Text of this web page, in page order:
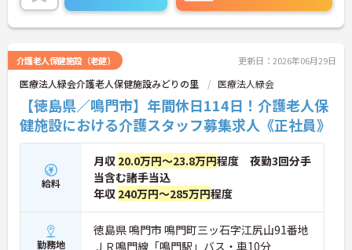
介護老人保健施設（老健） 更新日：2026年06月29日
医療法人緑会介護老人保健施設みどりの里 医療法人緑会
【徳島県／鳴門市】年間休日114日！介護老人保
健施設における介護スタッフ募集求人《正社員》
給料
月収 20.0万円～23.8万円程度 夜勤3回分手
当含む諸手当込
年収 240万円～285万円程度
勤務地
徳島県 鳴門市 鳴門町三ッ石字江尻山91番地
ＪＲ鳴門線「鳴門駅」バス・車10分